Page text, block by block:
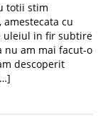
totii stim
cu
uleiul in fir subtire
nu am mai facut-o
descoperit